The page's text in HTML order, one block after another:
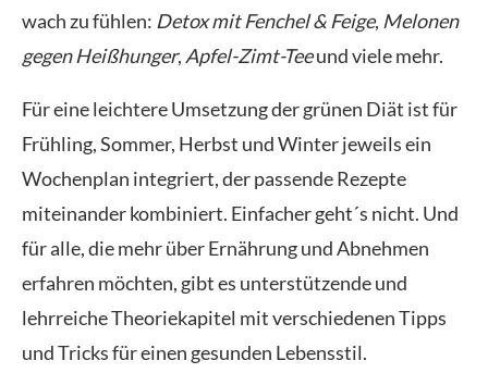
wach zu fühlen: Detox mit Fenchel & Feige, Melonen
gegen Heißhunger, Apfel-Zimt-Teeund viele mehr.
Für eine leichtere Umsetzung der grünen Diät ist für
Frühling, Sommer, Herbst und Winter jeweils ein
Wochenplan integriert, der passende Rezepte
miteinander kombiniert. Einfacher geht´s nicht. Und
für alle, die mehr über Ernährung und Abnehmen
erfahren möchten, gibt es unterstützende und
lehrreiche Theoriekapitel mit verschiedenen Tipps
und Tricks für einen gesunden Lebensstil.